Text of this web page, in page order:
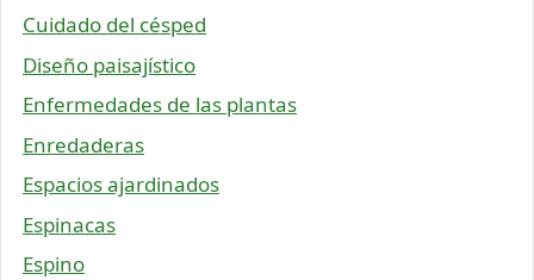
Cuidado del césped
Diseño paisajístico
Enfermedades de las plantas
Enredaderas
Espacios ajardinados
Espinacas
Espino